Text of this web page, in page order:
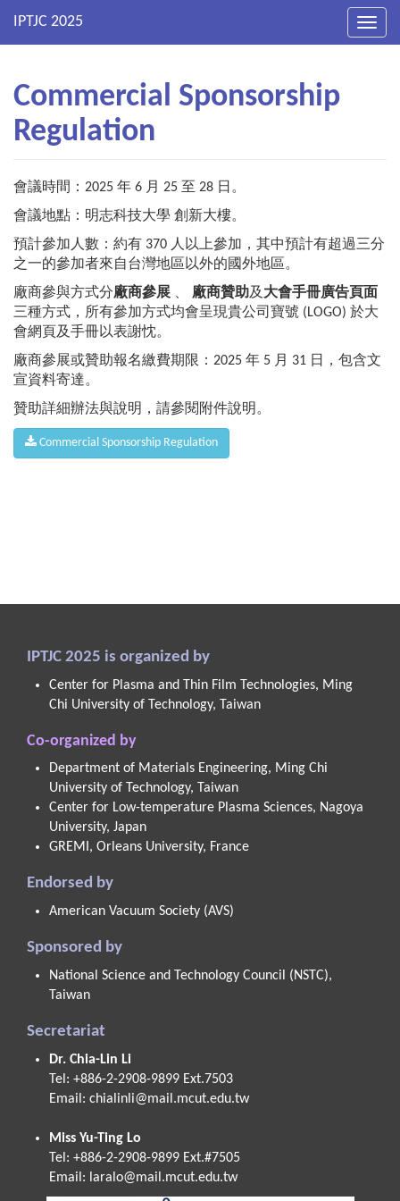
Commercial Sponsorship
Regulation
會議時間：2025 年 6 月 25 至 28 日。
會議地點：明志科技大學 創新大樓。
預計參加人數：約有 370 人以上參加，其中預計有超過三分
之一的參加者來自台灣地區以外的國外地區。
廠商參與方式分廠商參展 、 廠商贊助及 大會手冊廣告頁面
三種方式，所有參加方式均會呈現貴公司寶號 (LOGO) 於大
會網頁及手冊以表謝忱。
廠商參展或贊助報名繳費期限：2025 年 5 月 31 日，包含文
宣資料寄達。
贊助詳細辦法與說明，請參閱附件說明。
Commercial Sponsorship Regulation
IPTJC 2025 is organized by
Center for Plasma and Thin Film Technologies, Ming
Chi University of Technology, Taiwan
Co-organized by
Department of Materials Engineering, Ming Chi
University of Technology, Taiwan
Center for Low-temperature Plasma Sciences, Nagoya
University, Japan
GREMI, Orleans University, France
Endorsed by
American Vacuum Society (AVS)
Sponsored by
National Science and Technology Council (NSTC),
Taiwan
Secretariat
Dr. Chia-Lin Li
Tel: +886-2-2908-9899 Ext.7503
Email: chialinli@mail.mcut.edu.tw
Miss Yu-Ting Lo
Tel: +886-2-2908-9899 Ext.#7505
Email: laralo@mail.mcut.edu.tw